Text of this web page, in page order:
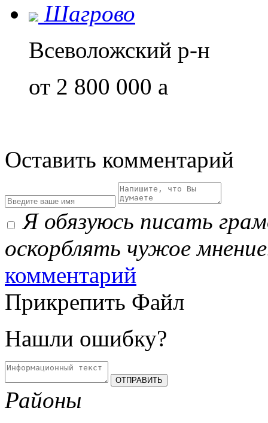
Шагрово
Всеволожский р-н
от 2 800 000 a
Оставить комментарий
Я обязуюсь писать
оскорблять чужое
комментарий
Прикрепить Файл
Нашли ошибку?
Районы